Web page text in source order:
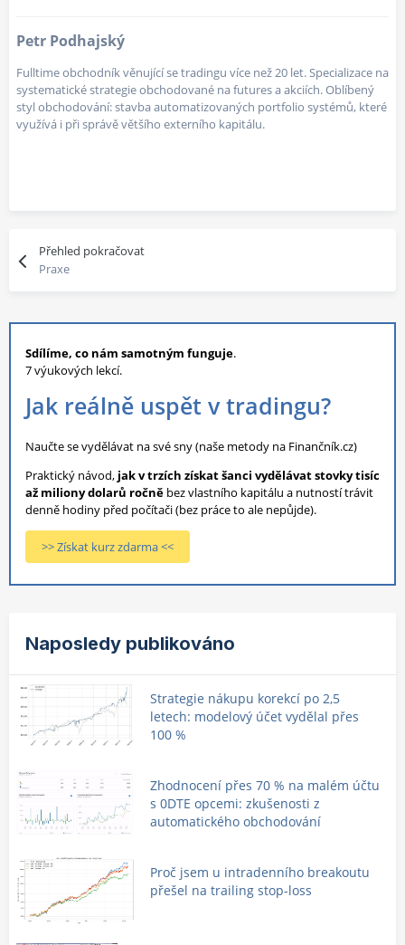
Petr Podhajský
Fulltime obchodník věnující se tradingu více než 20 let. Specializace na
systematické strategie obchodované na futures a akciích. Oblíbený
styl obchodování: stavba automatizovaných portfolio systémů, které
využívá i při správě většího externího kapitálu.
Přehled pokračovat
Praxe
Sdílíme, co nám samotným funguje.
7 výukových lekcí.
Jak reálně uspět v tradingu?
Naučte se vydělávat na své sny (naše metody na Finančník.cz)
Praktický návod, jak v trzích získat šanci vydělávat stovky tisíc
až miliony dolarů ročně bez vlastního kapitálu a nutností trávit
denně hodiny před počítači (bez práce to ale nepůjde).
>> Získat kurz zdarma <<
Naposledy publikováno
Strategie nákupu korekcí po 2,5
letech: modelový účet vydělal přes
100 %
Zhodnocení přes 70 % na malém účtu
s 0DTE opcemi: zkušenosti z
automatického obchodování
Proč jsem u intradenního breakoutu
přešel na trailing stop-loss